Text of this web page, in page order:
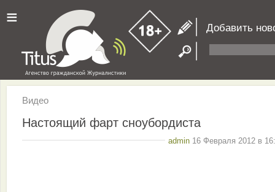
≡ Добавить
Видео
Настоящий фарт сноубордиста
admin 16 Февраля 2012 в